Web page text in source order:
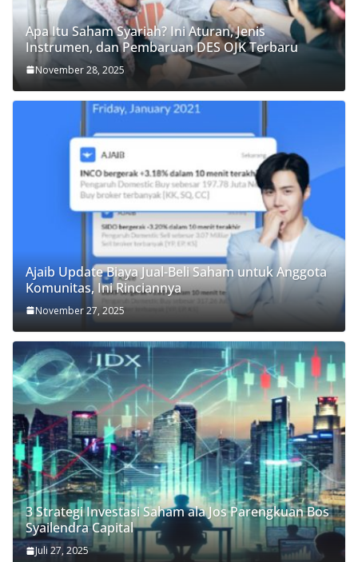
Apa Itu Saham Syariah? Ini Aturan, Jenis
Instrumen, dan Pembaruan DES OJK Terbaru
November 28, 2025
Ajaib Update Biaya Jual-Beli Saham untuk Anggota
Komunitas, Ini Rinciannya
November 27, 2025
3 Strategi Investasi Saham ala Jos Parengkuan Bos
Syailendra Capital
Juli 27, 2025